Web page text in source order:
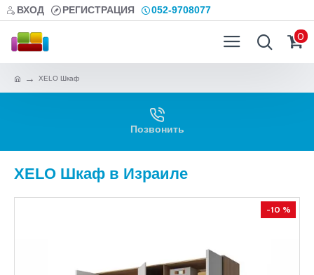
ВХОД РЕГИСТРАЦИЯ 052-9708077
0
XELO Шкаф
Позвонить
XELO Шкаф в Израиле
-10 %